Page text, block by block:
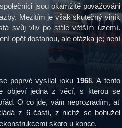
jsou okamžitě považováni
Mezitím je však skutečný viník
svůj vliv po stále větším území.
opět dostanou, ale otázka je; není
se poprvé vysílal roku 1968. A tento
objeví jedna z věcí, s kterou se
O co jde, vám neprozradím, ať
z 6 částí, z nichž se bohužel
skoro u konce.